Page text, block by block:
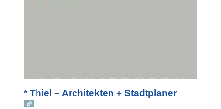
* Thiel – Architekten + Stadtplaner